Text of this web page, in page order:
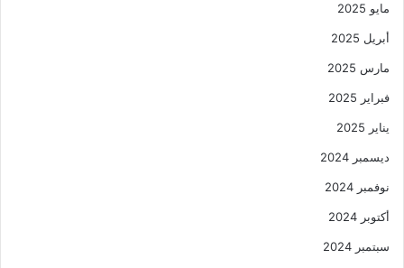
مايو 2025
أبريل 2025
مارس 2025
فبراير 2025
يناير 2025
ديسمبر 2024
نوفمبر 2024
أكتوبر 2024
سبتمبر 2024